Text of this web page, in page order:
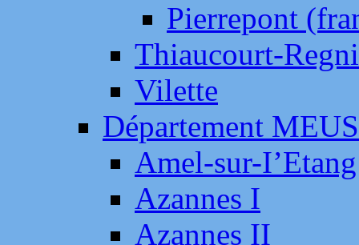
Pierrepont
Thiaucourt-
Vilette
Département
Amel-sur-
Azannes I
Azannes II